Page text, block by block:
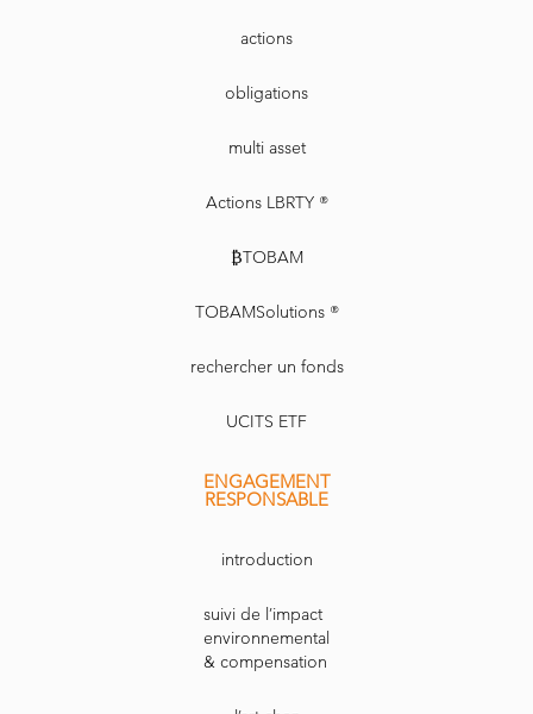
actions
obligations
multi asset
Actions LBRTY ®
₿TOBAM
TOBAMSolutions ®
rechercher un fonds
UCITS ETF
ENGAGEMENT
RESPONSABLE
introduction
suivi de l’impact
environnemental
& compensation